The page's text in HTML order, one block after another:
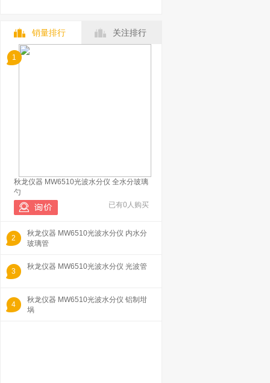
销量排行 关注排行
1
秋龙仪器 MW6510光波水分仪 全水分玻璃
勺
已有0人购买
2
秋龙仪器 MW6510光波水分仪 内水分
玻璃管
3
秋龙仪器 MW6510光波水分仪 光波管
4
秋龙仪器 MW6510光波水分仪 铝制坩
埚